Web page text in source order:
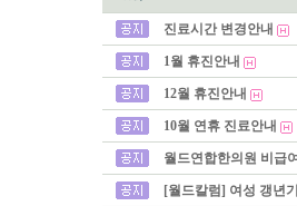
진료시간 변경안내
1월 휴진안내
12월 휴진안내
10월 연휴 진료안내
월드연합한의원 비급
[월드칼럼] 여성 갱년